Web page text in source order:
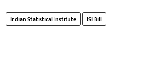
Indian Statistical Institute ISI Bill